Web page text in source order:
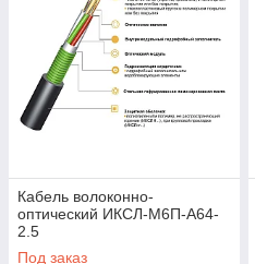
Кабель волоконно-
оптический ИКСЛ-М6П-А64-
2.5
Под заказ